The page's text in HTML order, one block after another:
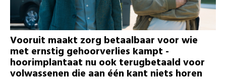
Vooruit maakt zorg betaalbaar voor wie
met ernstig gehoorverlies kampt -
hoorimplantaat nu ook terugbetaald voor
volwassenen die aan één kant niets horen